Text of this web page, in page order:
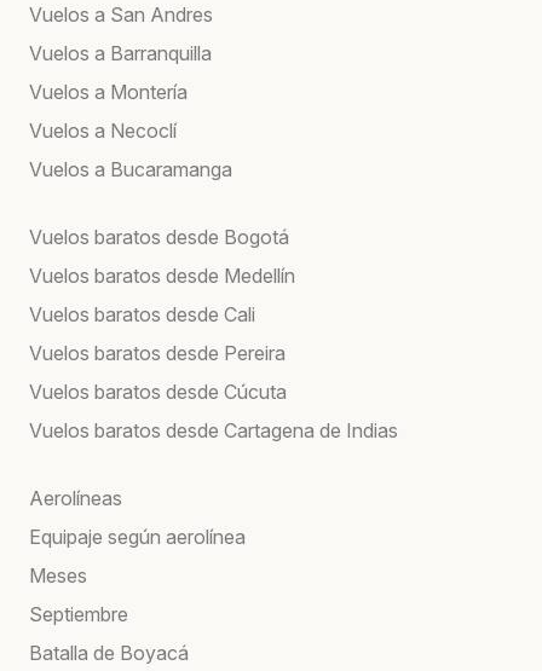
Vuelos a San Andres
Vuelos a Barranquilla
Vuelos a Montería
Vuelos a Necoclí
Vuelos a Bucaramanga
Vuelos baratos desde Bogotá
Vuelos baratos desde Medellín
Vuelos baratos desde Cali
Vuelos baratos desde Pereira
Vuelos baratos desde Cúcuta
Vuelos baratos desde Cartagena de Indias
Aerolíneas
Equipaje según aerolínea
Meses
Septiembre
Batalla de Boyacá